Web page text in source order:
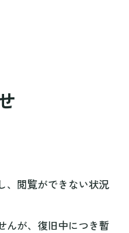
、閲覧ができない状況
んが、復旧中につき暫